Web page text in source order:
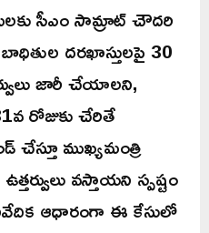
సీఎం సామ్రాట్ చౌదరి
దరఖాస్తులపై 30
జారీ చేయాలని,
రోజుకు చేరితే
చేస్తూ ముఖ్యమంత్రి
వస్తాయని స్పష్టం
ఆధారంగా ఈ కేసులో